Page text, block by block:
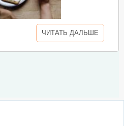
ЧИТАТЬ ДАЛЬШЕ